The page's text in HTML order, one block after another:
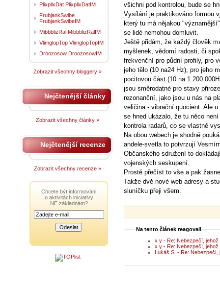
všichni pod kontrolou, bude se
Vysílání je praktikováno formou
který tu má nějakou
se lidé nemohou domluvit.
Ještě přidám, že každý člověk
myšlenek, vědomí radosti, či
frekvenční pro půdní profily, pro
jeho tělo (10 na24 Hz), pro jeho
pocitovou část (10 na 1 200
jsou směrodatné pro stavy
rezonanční, jako jsou u nás na
veličina - vibrační quocient. Ale
se hned ukázalo, že tu něco
kontrola radarů, co se vlastně
Na obou webech je shodně
andele-svetla to potvrzují
Občanského sdružení to
vojenských seskupení.
Prostě přečíst to vše a pak
Takže dvě nové web adresy a
sluníčku přeji všem.
Na tento článek reagovali
x y - Re: Nebezpečí, jehož
x y - Re: Nebezpečí, jehož
Lukáš S. - Re:
PlixplixDat PlixplixDatIM
FrubjankSwibe
FrubjankSwibeIM
MibbblizRal MibbblizRalIM
VlimglopTop VlimglopTopIM
Droozosow DroozosowIM
Zobrazit všechny bloggery »
Nejčtenější články
Zobrazit všechny články »
Nejčtenější recenze
Zobrazit všechny recenze »
Chcete být informováni
o aktivitách iniciativy
NE základnám?